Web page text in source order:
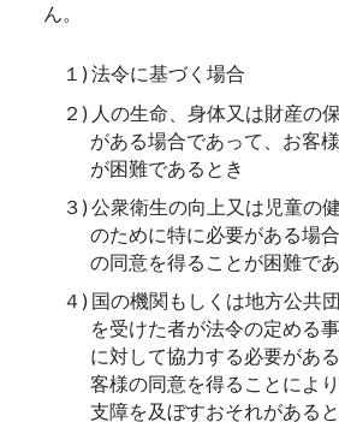
ん。
１) 法令に基づく場合
２) 人の生命、身体又は財産の
がある場合であって、お客
が困難であるとき
３) 公衆衛生の向上又は児童の
のために特に必要がある場
の同意を得ることが困難で
４) 国の機関もしくは地方公共
を受けた者が法令の定める
に対して協力する必要があ
客様の同意を得ることによ
支障を及ぼすおそれがある